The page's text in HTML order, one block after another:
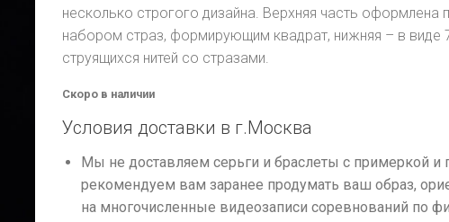
несколько строгого дизайна. Верхняя часть оформлена
набором страз, формирующим квадрат, нижняя – в виде
струящихся нитей со стразами.
Скоро в наличии
Условия доставки в г.Москва
Мы не доставляем серьги и браслеты с примеркой и
рекомендуем вам заранее продумать ваш образ,
на многочисленные видеозаписи соревнований по